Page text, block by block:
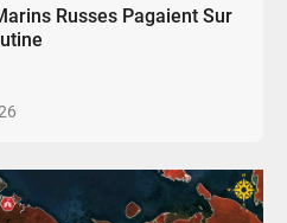
Russes Pagaient Sur